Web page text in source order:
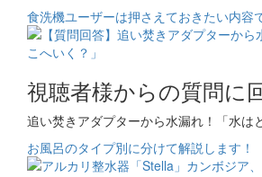
食洗機ユーザーは押さえておきたい内容
視聴者様からの質問に
追い焚きアダプターから水漏れ！「水は
お風呂のタイプ別に分けて解説します！